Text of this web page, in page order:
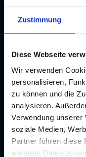
Zustimmung
Diese Webseite
Wir verwenden
personalisieren,
zu können und die
analysieren.
Verwendung
soziale Medien,
Partner führen diese
weiteren Daten